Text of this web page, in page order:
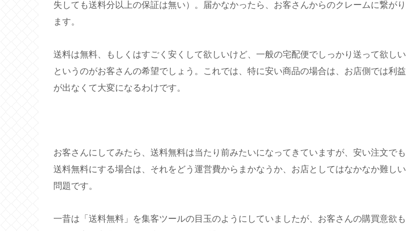
失しても送料分以上の保証は無い）。届かなかったら、お客さんからのクレームに繋がり
ます。
送料は無料、もしくはすごく安くして欲しいけど、一般の宅配便でしっかり送って欲しい
というのがお客さんの希望でしょう。これでは、特に安い商品の場合は、お店側では利益
が出なくて大変になるわけです。
お客さんにしてみたら、送料無料は当たり前みたいになってきていますが、安い注文でも
送料無料にする場合は、それをどう運営費からまかなうか、お店としてはなかなか難しい
問題です。
一昔は「送料無料」を集客ツールの目玉のようにしていましたが、お客さんの購買意欲も